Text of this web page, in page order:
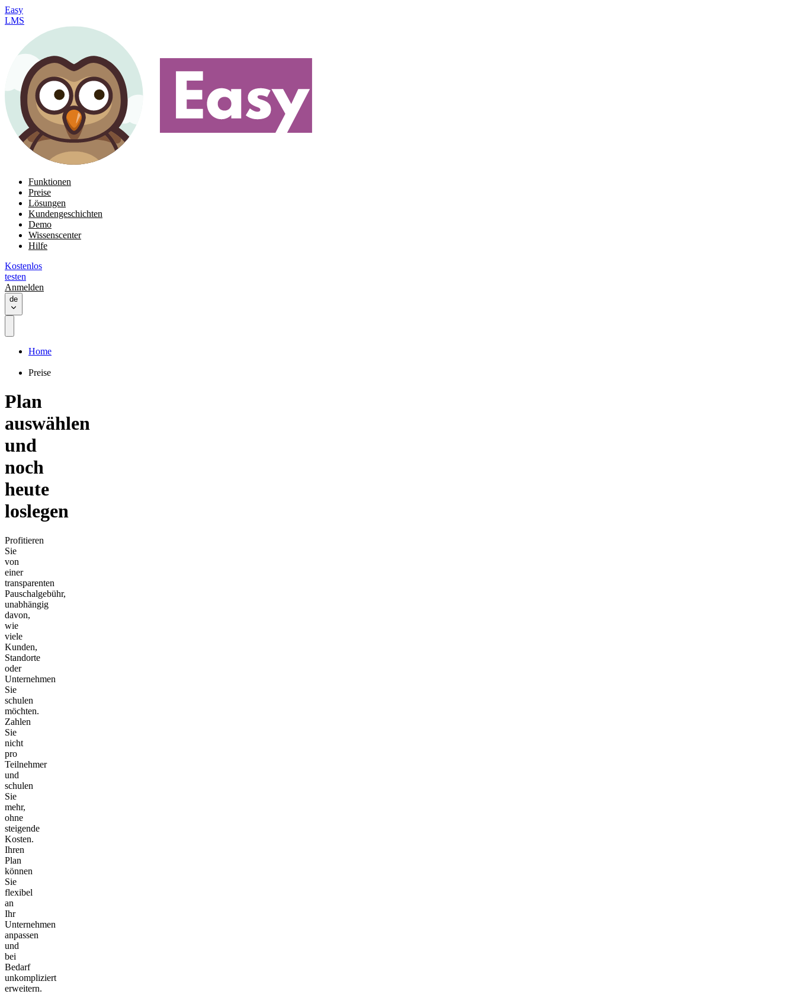
Easy
LMS
Funktionen
Preise
Lösungen
Kundengeschichten
Demo
Wissenscenter
Hilfe
Kostenlos
testen
Anmelden
de
Home
Preise
Plan
auswählen
und
noch
heute
loslegen
Profitieren
Sie
von
einer
transparenten
Pauschalgebühr,
unabhängig
davon,
wie
viele
Kunden,
Standorte
oder
Unternehmen
Sie
schulen
möchten.
Zahlen
Sie
nicht
pro
Teilnehmer
und
schulen
Sie
mehr,
ohne
steigende
Kosten.
Ihren
Plan
können
Sie
flexibel
an
Ihr
Unternehmen
anpassen
und
bei
Bedarf
unkompliziert
erweitern.